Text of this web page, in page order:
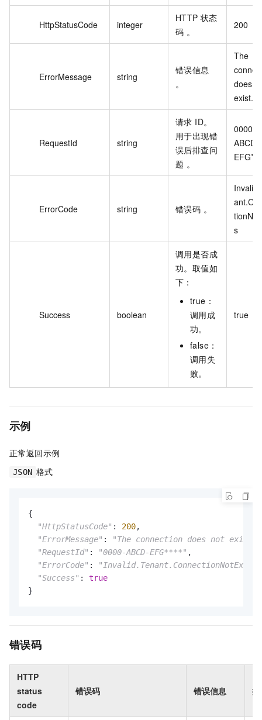
HttpStatusCode integer
HTTP 状态
码 。
200
ErrorMessage string
错误信息
。
The
does
exist.
RequestId string
请求 ID。
用于出现错
误后排查问
题 。
0000-
ABCD-
EFG****
ErrorCode string 错误码 。
s
Success boolean
调用是否成
功。取值如
下：
true：
调用成
功。
false：
调用失
败。
true
示例
正常返回示例
JSON 格式
{
"HttpStatusCode" : 200,
"ErrorMessage" :
"The connection does not exist."
"RequestId" : "0000-ABCD-EFG****" ,
"ErrorCode" :
"Success" : true
}
错误码
HTTP
status
code
错误码 错误信息